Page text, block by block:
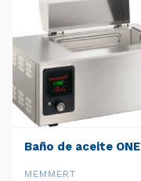
Baño de aceite ONE
MEMMERT